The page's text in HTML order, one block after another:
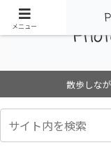
散歩しな
メニュー